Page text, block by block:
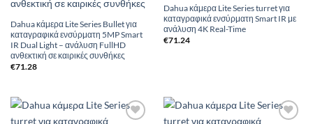
Dahua κάμερα Lite Series Bullet για
καταγραφικά ενσύρματη 5MP Smart
IR Dual Light – ανάλυση FullHD
ανθεκτική σε καιρικές συνθήκες
€71.28
Dahua κάμερα Lite Series turret για
καταγραφικά ενσύρματη Smart IR με
ανάλυση 4K Real-Time
€71.24